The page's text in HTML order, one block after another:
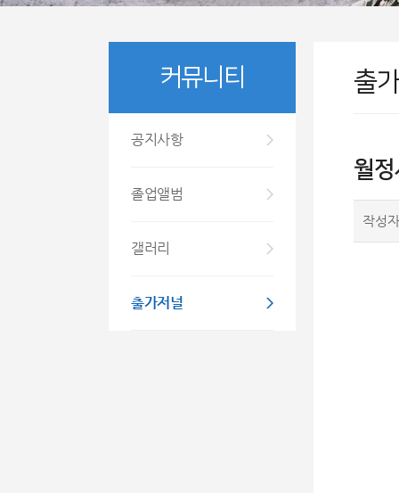
커뮤니티
공지사항
졸업앨범
갤러리
출가저널
출
월
작성